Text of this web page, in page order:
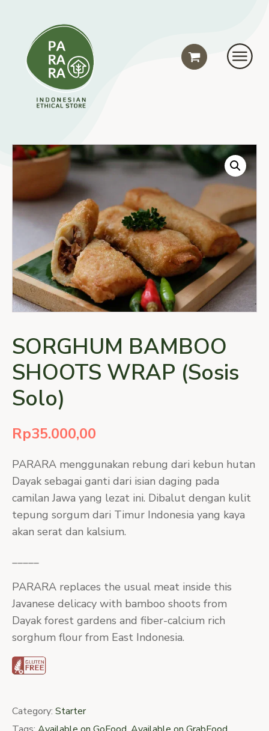
SORGHUM BAMBOO
SHOOTS WRAP (Sosis
Solo)
Rp35.000,00
PARARA menggunakan rebung dari kebun hutan
Dayak sebagai ganti dari isian daging pada
camilan Jawa yang lezat ini. Dibalut dengan kulit
tepung sorgum dari Timur Indonesia yang kaya
akan serat dan kalsium.
PARARA replaces the usual meat inside this
Javanese delicacy with bamboo shoots from
Dayak forest gardens and fiber-calcium rich
sorghum flour from East Indonesia.
Category: Starter